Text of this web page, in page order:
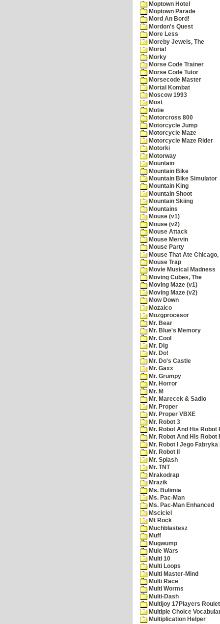
Moptown Hotel
Moptown Parade
Mord An Bord!
Mordon's Quest
More Less
Moreby Jewels, The
Moria!
Morky
Morse Code Trainer
Morse Code Tutor
Morsecode Master
Mortal Kombat
Moscow 1993
Most
Motie
Motorcross 800
Motorcycle Jump
Motorcycle Maze
Motorcycle Maze Rider
Motorki
Motorway
Mountain
Mountain Bike
Mountain Bike Simulator
Mountain King
Mountain Shoot
Mountain Skiing
Mountains
Mouse (v1)
Mouse (v2)
Mouse Attack
Mouse Mervin
Mouse Party
Mouse That Ate Chicago,
Mouse Trap
Movie Musical Madness
Moving Cubes, The
Moving Maze (v1)
Moving Maze (v2)
Mow Down
Mozaico
Mozgprocesor
Mr. Bear
Mr. Blue's Memory
Mr. Cool
Mr. Dig
Mr. Do!
Mr. Do's Castle
Mr. Gaxx
Mr. Grumpy
Mr. Horror
Mr. M
Mr. Marecek & Sadlo
Mr. Proper
Mr. Proper VBXE
Mr. Robot 3
Mr. Robot And His Robot
Mr. Robot And His
Mr. Robot I Jego Fabryka
Mr. Robot II
Mr. Splash
Mr. TNT
Mrakodrap
Mrazik
Ms. Bulimia
Ms. Pac-Man
Ms. Pac-Man Enhanced
Msciciel
Mt Rock
Muchblastesz
Muff
Mugwump
Mule Wars
Multi 10
Multi Loops
Multi Master-Mind
Multi Race
Multi Worms
Multi-Dash
Multijoy 17Players
Multiple Choice
Multiplication Helper